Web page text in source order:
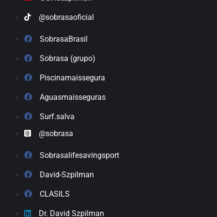
@sobrasaoficial
SobrasaBrasil
Sobrasa (grupo)
Piscinamaissegura
Aguasmaisseguras
Surf.salva
@sobrasa
Sobrasalifesavingsport
David-Szpilman
CLASILS
Dr. David Szpilman